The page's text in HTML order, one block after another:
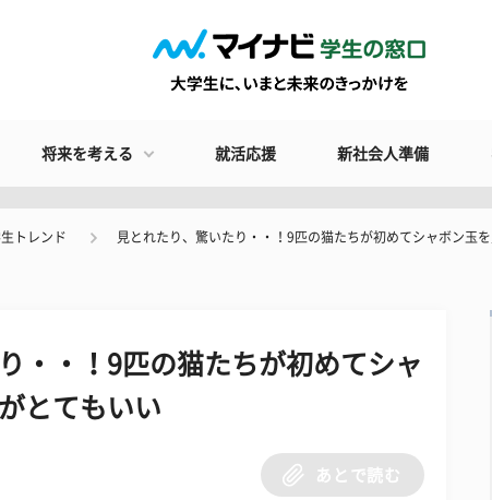
将来を考える 就活応援 新社会人準備
トレンド 見とれたり、驚いたり・・！9匹の猫たちが初めてシャボン玉
・・！9匹の猫たちが初めてシャ
とてもいい
あとで読む